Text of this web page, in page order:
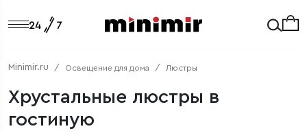
Minimir.ru Освещение для дома Люстры
Хрустальные люстры в
гостиную